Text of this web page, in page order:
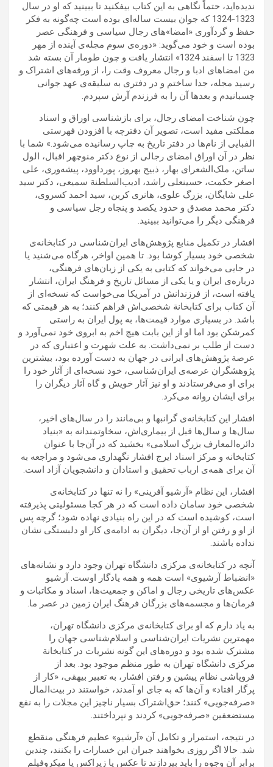
ندیده‌اید، حتماً نگاهی به این کتاب بیفکنید تا ببینید که او در سال
1323-1324 که جوان بیست ساله‌ای بوده است چه‌گونه به فکر
حفظ و گردآوری «امضا»های رجال سیاسی و فرهنگی عصر
بوده است و خود می‌گوید: «دوره‌ی سوم مجله‌ی آینده از مهر
1323 تا اسفند 1324» انتشار یافت و چون طومار آن بسته شد
من امضا‌های ادبا و رجال معروف وقت را، از ورقه‌های اشتراک و
رسید مجله، جدا ساختم و در دفتری به سلیقه‌ی عهد جوانی
چسبانیدم و بعدها آن را به فرزندم آرش سپردم.
چون شناخت امضای رجال، برای بازشناسی اوراق و اسناد
مملکتی مفید است، تصویر آن دفترچه با افزودن فهرستی
الفبایی از نام‌ها در دفتر تاریخ به چاپ رسانیده می‌شود.» شما با
نظر در آن اوراق امضای رجالی از نوع دکتر منوچهر اقبال، الول
ساتن، ملک‌الشعرای بهار، ذبیح‌ بهروز، پورداوود، پیشه‌وری، علی
اصغر حکمت، حسینعلی راشد، ادیب‌السلطنة سمیعی، دکتر سید
علی شایگان، بزرگ علوی، هانری کربن، سید احمد کسروی،
دکتر محمد مصدق و حدود یکصد و پنجاه رجل سیاسی و
فرهنگی دیگر را می‌توانید ببینید.
افشار در تکمیل منابع پژوهش‌های ایران‌شناسی در کتابخانه‌ی
شخصی خود بسیار کوشا بود. تا همین اواخر، هرگاه می‌شنید یا
در جایی می‌خواند که کتابی به یکی از زبان‌های فرهنگی،
درباره‌ی ایران و یا یکی از مسائل تاریخ و فرهنگ ایران، انتشار
یافته است، از فرزندانش در آمریکا می‌خواست که نسخه‌ای از
آن کتاب برای کتابخانة شخصی‌اش فراهم کنند؛ به هر قیمتی که
باشد. در بسیاری موارد قیمت‌ها، به پول ایران به راستی
کمرشکن بود اما او از این بابت هیچ اخم به ابروی خود نمی‌آورد و
دست از طلب بر نمی‌داشت. به علت شهرت و اعتباری که در
عرصة پژوهش‌های ایرانی در جهان به دست آورده بود، بیشترین
پژوهشگران عرصه‌ی ایران‌شناسی، خود نسخه‌ای از آثار خود را
برای او می‌فرستادند و او نیز آثار خویش و گاه آثار دیگران را
برای ایشان روانه می‌کرد.
افشار این کتابخانه‌ی گرانبها و بی‌مانند را در سال‌های اخیر،
سال‌ها و سا‌ل‌ها قبل از بیماری‌اش، سخاوتمندانه به «بنیاد
دائره‌المعارف بزرگ اسلامی» بخشید که در آن‌جا با عنوان
کتابخانه و مرکز اسناد ایرج افشار نگهداری می‌شود و مراجعه به
آن برای همه‌ی ارباب تحقیق و استادان و دانشجویان آزاد است.
افشار، این نظام «آرشیو آفرینی» را نه تنها در کتابخانه‌ی
شخصی خود سامان داده است که در هر کجا مسئولیتی پذیرفته
است، کوشیده است که در این راه بنیادی نهاده شود؛ گرچه پس
از او و رفتن او از آن‌جا، دیگران به ادامه‌ی کار او دلبستگی نشان
نداده باشند.
آنچه در کتابخانه‌ی مرکزی دانشگاه تهران وجود دارد و نشانه‌های
«انضباط آرشیوی» است همه و همه یادگار اوست. آرشیو
عکس‌های تاریخی رجال و اماکن و جمعیت‌ها، اسناد و مکاتبات و
فرمان‌ها و مجسمه‌های بزرگان فرهنگ ایران زمین در عصر ما.
به یاد دارم که او برای کتابخانه‌ی مرکزی دانشگاه تهران،
مهمترین نشریات ایران‌شناسی و اسلام‌شناسی جهان را
مشترک شده بود و دوره‌های این گونه نشریات در کتابخانة
مرکزی دانشگاه تهران به طور منظم موجود بود. بعد از
فروپاشی نظام پیشین و رفتن افشار، به تعبیر بیهقی، «کار از
پرگار افتاد» و آن‌ها که به جای او آمدند، خواستند در بیت‌المال
«صرفه‌جویی» کنند؛ حق‌اشتراک بسیار ناچیز این مجلات را به نفع
مستضعفین «صرفه‌جویی» کردند و نپرداختند.
در نتیجه، استمرار و تکامل آن «آرشیو» عظیم فرهنگی منقطع
شد. حالا اگر روزی بخواهند جبران این خسارات را بکنند، چندین
برابر آن وجوه را باید بپردازند تا عکس یا زیراکس یا میکروفیلم